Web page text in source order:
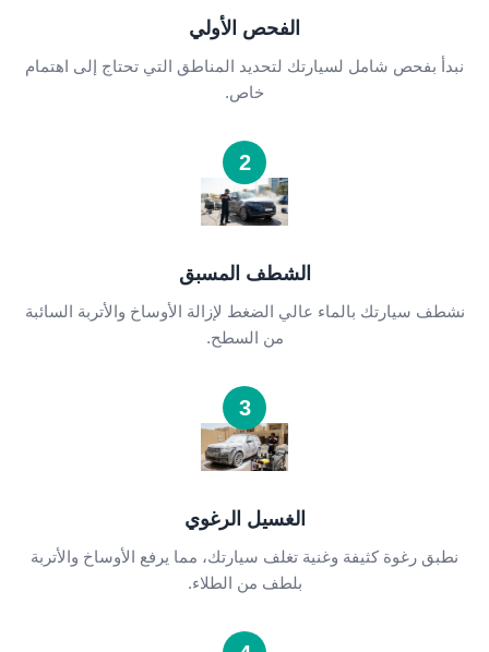
الفحص الأولي
نبدأ بفحص شامل لسيارتك لتحديد المناطق التي تحتاج إلى اهتمام
خاص.
2
الشطف المسبق
نشطف سيارتك بالماء عالي الضغط لإزالة الأوساخ والأتربة السائبة
من السطح.
3
الغسيل الرغوي
نطبق رغوة كثيفة وغنية تغلف سيارتك، مما يرفع الأوساخ والأتربة
بلطف من الطلاء.